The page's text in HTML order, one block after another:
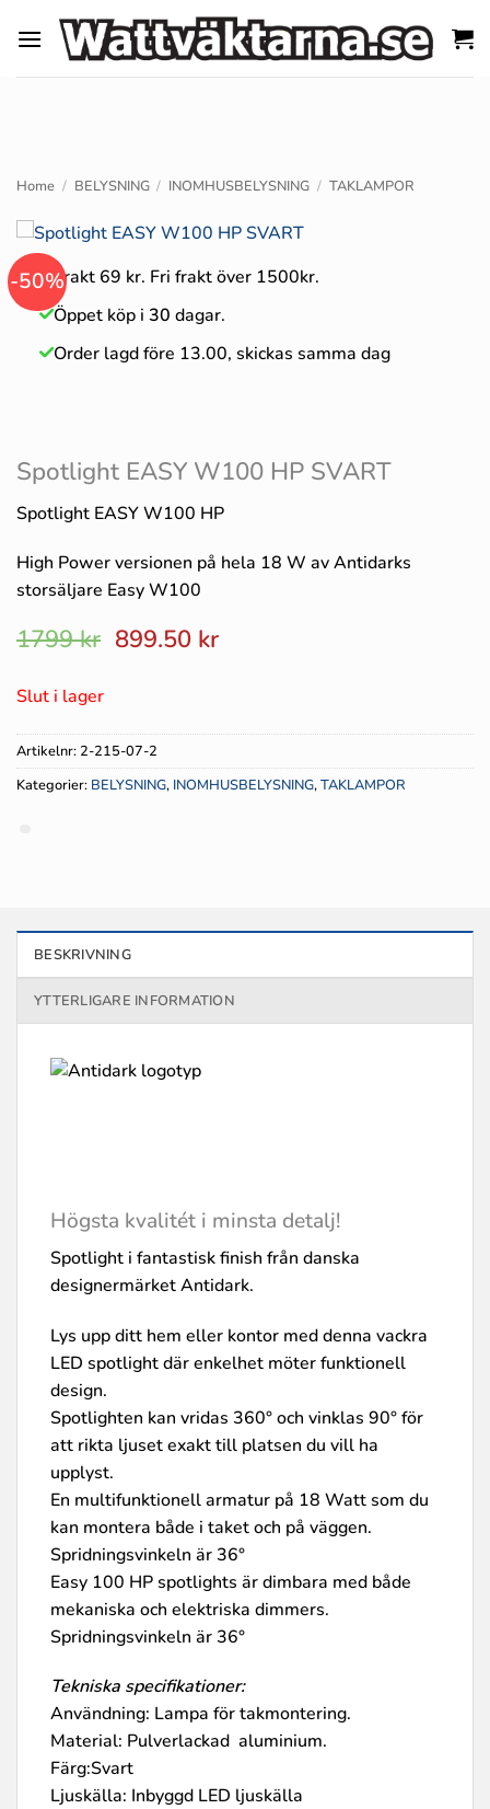
Home / BELYSNING / INOMHUSBELYSNING / TAKLAMPOR
-50%Frakt 69 kr. Fri frakt över 1500kr.
Öppet köp i 30 dagar.
Order lagd före 13.00, skickas samma dag
Spotlight EASY W100 HP SVART
Spotlight EASY W100 HP
High Power versionen på hela 18 W av Antidarks
storsäljare Easy W100
1799kr Det
1799 kr.
899.50 krDet
899.50 kr.
Slut i lager
Artikelnr: 2-215-07-2
Kategorier: BELYSNING, INOMHUSBELYSNING,TAKLAMPOR
BESKRIVNING
YTTERLIGARE INFORMATION
Högsta kvalitét i minsta detalj!
Spotlight i fantastisk finish från danska
designermärket Antidark.
Lys upp ditt hem eller kontor med denna vackra
LED spotlight där enkelhet möter funktionell
design.
Spotlighten kan vridas 360° och vinklas 90° för
att rikta ljuset exakt till platsen du vill ha
upplyst.
En multifunktionell armatur på 18 Watt som du
kan montera både i taket och på väggen.
Spridningsvinkeln är 36°
Easy 100 HP spotlights är dimbara med både
mekaniska och elektriska dimmers.
Spridningsvinkeln är 36°
Tekniska specifikationer:
Användning: Lampa för takmontering.
Material: Pulverlackad aluminium.
Färg:Svart
Ljuskälla: Inbyggd LED ljuskälla